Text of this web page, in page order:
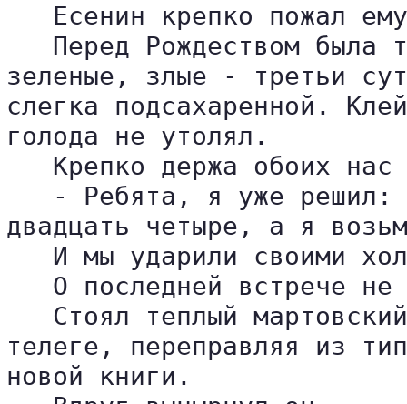
Есенин крепко пожал
Перед Рождеством была
зеленые, злые - третьи
слегка подсахаренной.
голода не утолял.
Крепко держа обоих
- Ребята, я уже
двадцать четыре, а я
И мы ударили своими
О последней встрече не
Стоял теплый
телеге, переправляя из
новой книги.